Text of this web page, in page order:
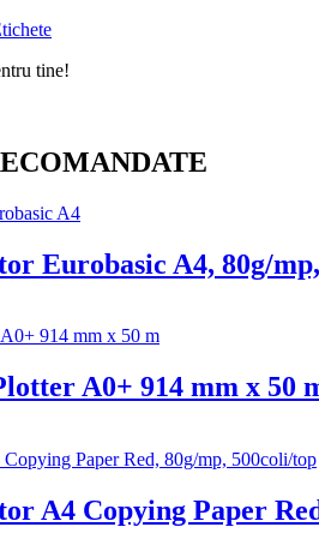
tine!
Eurobasic A4, 80g/
A0+ 914 mm x 50
A4 Copying Paper